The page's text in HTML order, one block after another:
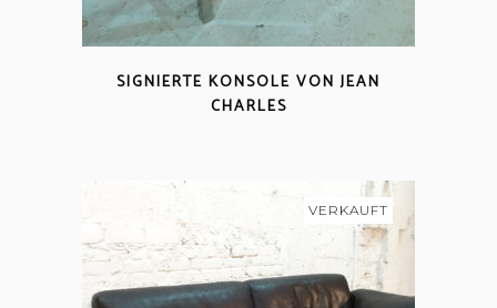
SIGNIERTE KONSOLE VON JEAN
CHARLES
VERKAUFT